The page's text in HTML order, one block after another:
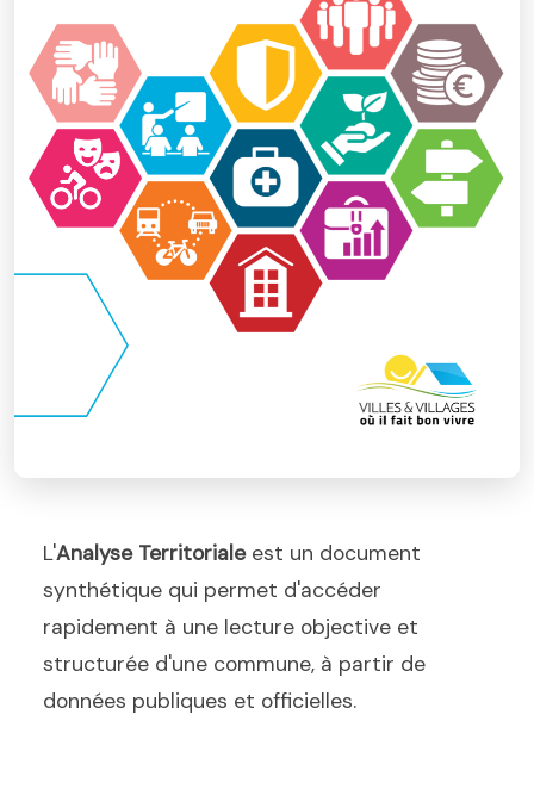
L'Analyse Territorialeest un document
synthétique qui permet d'accéder
rapidement à une lecture objective et
structurée d'une commune, à partir de
données publiques et officielles.